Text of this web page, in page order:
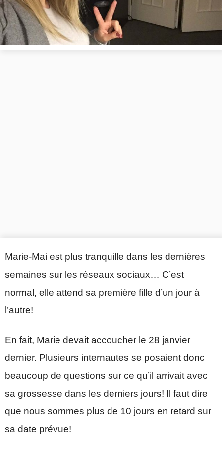
Marie-Mai est plus tranquille dans les dernières
semaines sur les réseaux sociaux… C’est
normal, elle attend sa première fille d’un jour à
l’autre!
En fait, Marie devait accoucher le 28 janvier
dernier. Plusieurs internautes se posaient donc
beaucoup de questions sur ce qu’il arrivait avec
sa grossesse dans les derniers jours! Il faut dire
que nous sommes plus de 10 jours en retard sur
sa date prévue!